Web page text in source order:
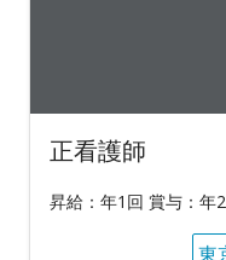
正看護師
昇給：年1回 賞与：年
東